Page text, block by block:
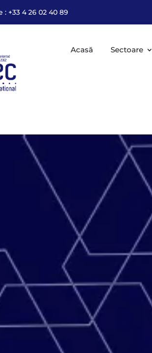
: +33 4 26 02 40 89
Acasă Sectoare